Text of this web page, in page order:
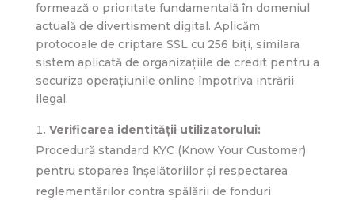
formează o prioritate fundamentală în domeniul
actuală de divertisment digital. Aplicăm
protocoale de criptare SSL cu 256 biți, similara
sistem aplicată de organizațiile de credit pentru a
securiza operațiunile online împotriva intrării
ilegal.
Verificarea identității utilizatorului:
Procedură standard KYC (Know Your Customer)
pentru stoparea înșelătoriilor și respectarea
reglementărilor contra spălării de fonduri